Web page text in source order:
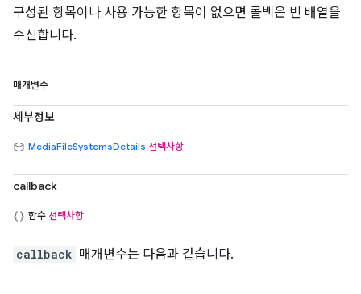
구성된 항목이나 사용 가능한 항목이 없으면 콜백은 빈 배열을
수신합니다.
매개변수
세부정보
MediaFileSystemsDetails 선택사항
callback
함수 선택사항
callback 매개변수는 다음과 같습니다.